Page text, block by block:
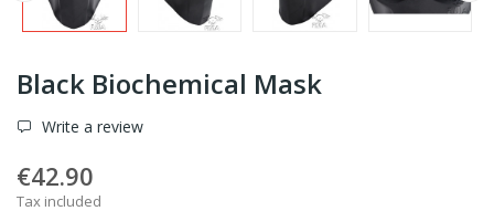
Black Biochemical Mask
Write a review
€42.90
Tax included